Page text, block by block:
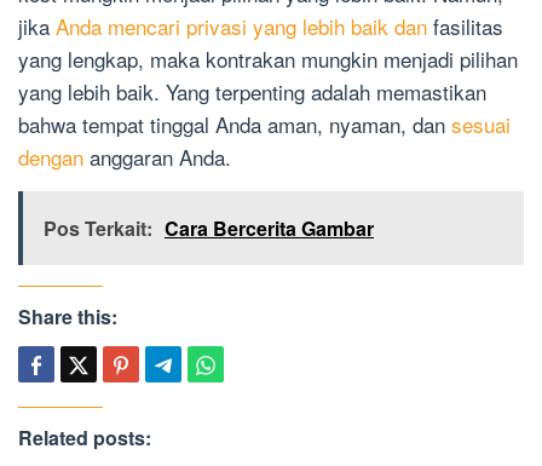
jika Anda mencari privasi yang lebih baik dan fasilitas
yang lengkap, maka kontrakan mungkin menjadi pilihan
yang lebih baik. Yang terpenting adalah memastikan
bahwa tempat tinggal Anda aman, nyaman, dan sesuai
dengan anggaran Anda.
Pos Terkait: Cara Bercerita Gambar
Share this:
Related posts: